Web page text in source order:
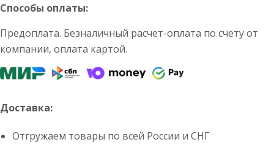
Способы оплаты:
Предоплата. Безналичный расчет-оплата по счету от
компании, оплата картой.
Доставка:
Отгружаем товары по всей России и СНГ